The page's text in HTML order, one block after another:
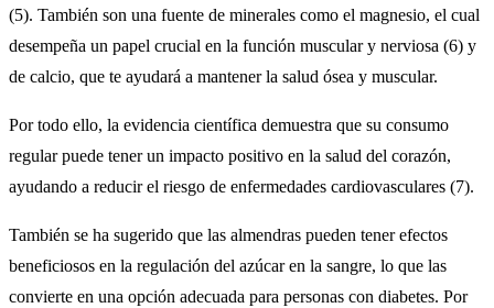
(5). También son una fuente de minerales como el magnesio, el cual
desempeña un papel crucial en la función muscular y nerviosa (6) y
de calcio, que te ayudará a mantener la salud ósea y muscular.
Por todo ello, la evidencia científica demuestra que su consumo
regular puede tener un impacto positivo en la salud del corazón,
ayudando a reducir el riesgo de enfermedades cardiovasculares (7).
También se ha sugerido que las almendras pueden tener efectos
beneficiosos en la regulación del azúcar en la sangre, lo que las
convierte en una opción adecuada para personas con diabetes. Por